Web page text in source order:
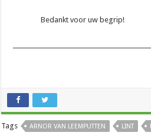
Bedankt voor uw begrip!
Tags ARNOR VAN LEEMPUTTEN LINT